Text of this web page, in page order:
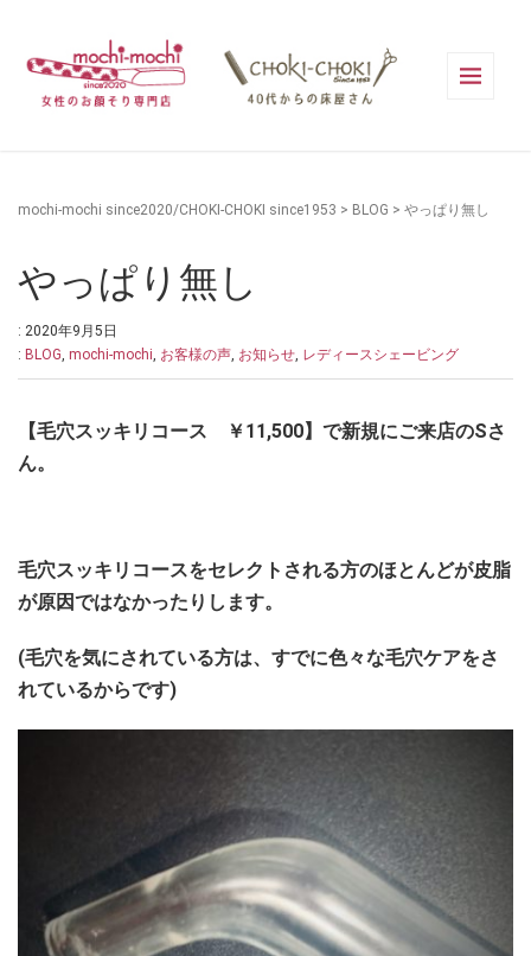
mochi-mochi since2020/CHOKI-CHOKI since1953 > BLOG > やっぱり無し
やっぱり無し
: 2020年9月5日
: BLOG, mochi-mochi, お客様の声, お知らせ, レディースシェービング
【毛穴スッキリコース ￥11,500】で新規にご来店のSさ
ん。
毛穴スッキリコースをセレクトされる方のほとんどが皮脂
が原因ではなかったりします。
(毛穴を気にされている方は、すでに色々な毛穴ケアをさ
れているからです)